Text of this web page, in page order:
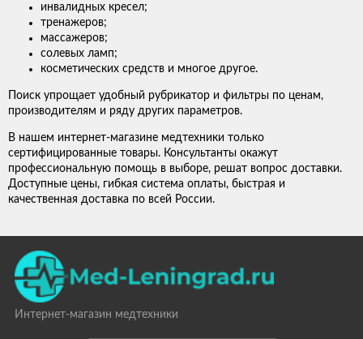
инвалидных кресел;
тренажеров;
массажеров;
солевых ламп;
косметических средств и многое другое.
Поиск упрощает удобный рубрикатор и фильтры по ценам,
производителям и ряду других параметров.
В нашем интернет-магазине медтехники только
сертифицированные товары. Консультанты окажут
профессиональную помощь в выборе, решат вопрос доставки.
Доступные цены, гибкая система оплаты, быстрая и
качественная доставка по всей России.
Интернет-магазин медтехники